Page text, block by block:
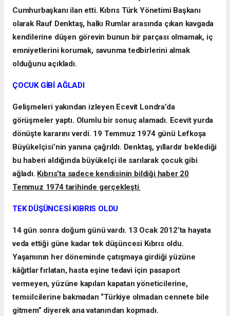
Cumhurbaşkanı ilan etti. Kıbrıs Türk Yönetimi Başkanı
olarak Rauf Denktaş, halkı Rumlar arasında çıkan kavgada
kendilerine düşen görevin bunun bir parçası olmamak, iç
emniyetlerini korumak, savunma tedbirlerini almak
olduğunu açıkladı.
ÇOCUK GİBİ AĞLADI
Gelişmeleri yakından izleyen Ecevit Londra’da
görüşmeler yaptı. Olumlu bir sonuç alamadı. Ecevit yurda
dönüşte kararını verdi. 19 Temmuz 1974 günü Lefkoşa
Büyükelçisi’nin yanına çağrıldı. Denktaş, yıllardır beklediği
bu haberi aldığında büyükelçi ile sarılarak çocuk gibi
ağladı. Kıbrıs’ta sadece kendisinin bildiği haber 20
Temmuz 1974 tarihinde gerçekleşti.
TEK DÜŞÜNCESİ KIBRIS OLDU
14 gün sonra doğum günü vardı. 13 Ocak 2012’ta hayata
veda ettiği güne kadar tek düşüncesi Kıbrıs oldu.
Yaşamının her döneminde çatışmaya girdiği yüzüne
kâğıtlar fırlatan, hasta eşine tedavi için pasaport
vermeyen, yüzüne kapıları kapatan yöneticilerine,
temsilcilerine bakmadan “Türkiye olmadan cennete bile
gitmem” diyerek ana vatanından kopmadı.